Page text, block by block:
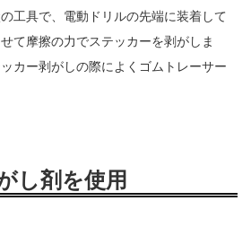
工具で、電動ドリルの先端に装着して
て摩擦の力でステッカーを剥がしま
カー剥がしの際によくゴムトレーサー
し剤を使用